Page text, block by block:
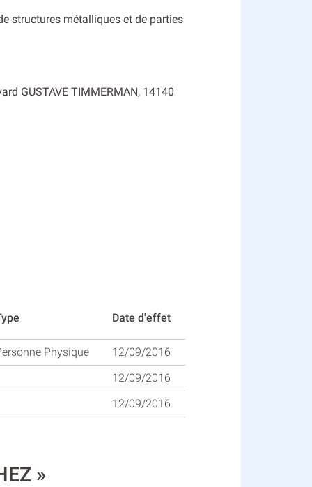
structures métalliques et de parties
GUSTAVE TIMMERMAN, 14140
Date d'effet
Physique
12/09/2016
12/09/2016
12/09/2016
»